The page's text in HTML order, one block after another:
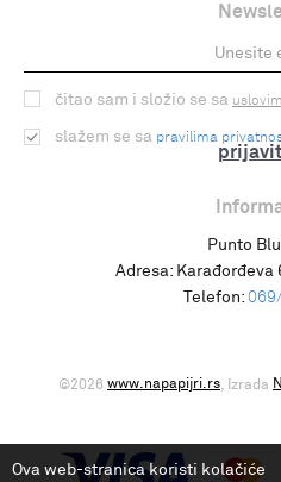
čitao sam i složio se sa
slažem se sa pravilima
Punto Blu
Adresa: Karađorđeva
Telefon:
©2026 www.napapijri.rs , Izrada
Ova web-stranica koristi kolačiće